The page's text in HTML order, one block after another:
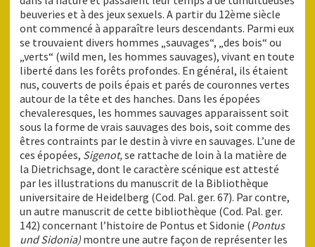
beuveries et à des jeux sexuels. A partir du 12ème siècle
ont commencé à apparaître leurs descendants. Parmi eux
se trouvaient divers hommes „sauvages“, „des bois“ ou
„verts“ (wild men, les hommes sauvages), vivant en toute
liberté dans les forêts profondes. En général, ils étaient
nus, couverts de poils épais et parés de couronnes vertes
autour de la tête et des hanches. Dans les épopées
chevaleresques, les hommes sauvages apparaissent soit
sous la forme de vrais sauvages des bois, soit comme des
êtres contraints par le destin à vivre en sauvages. L’une de
ces épopées, Sigenot,se rattache de loin à la matière de
la Dietrichsage, dont le caractère scénique est attesté
par les illustrations du manuscrit de la Bibliothèque
universitaire de Heidelberg (Cod. Pal. ger. 67). Par contre,
un autre manuscrit de cette bibliothèque (Cod. Pal. ger.
142) concernant l’histoire de Pontus et Sidonie (Pontus
und Sidonia) montre une autre façon de représenter les